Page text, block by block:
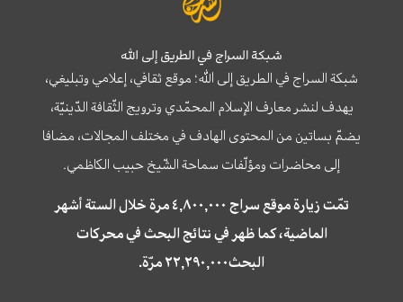
شبكة السراج في الطريق إلى الله
شبكة السراج في الطريق إلى الله؛ موقع ثقافي، إعلامي وتبليغي،
يهدف لنشر معارف الإسلام المحمّدي وترويج الثّقافة الدّينيّة،
يضمّ بساتين من المحتوى الهادف في مختلف المجالات، مضافا
إلى محاضرات ومؤلّفات سماحة الشّيخ حبيب الكاظمي.
تمّت زيارة موقع سراج ٤,٨٠٠,٠٠٠ مرة خلال الستة أشهر
الماضية، كما ظهر في نتائج البحث في محركات
البحث٢٢,٢٩٠,٠٠٠ مرّة.